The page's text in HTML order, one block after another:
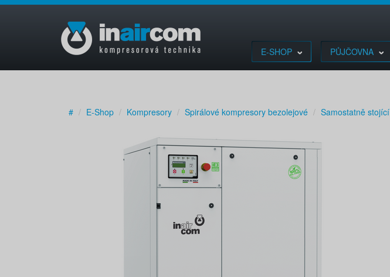
E-SHOP PŮJČOVNA
# E-Shop Kompresory Spirálové kompresory bezolejové Samostatně stojící